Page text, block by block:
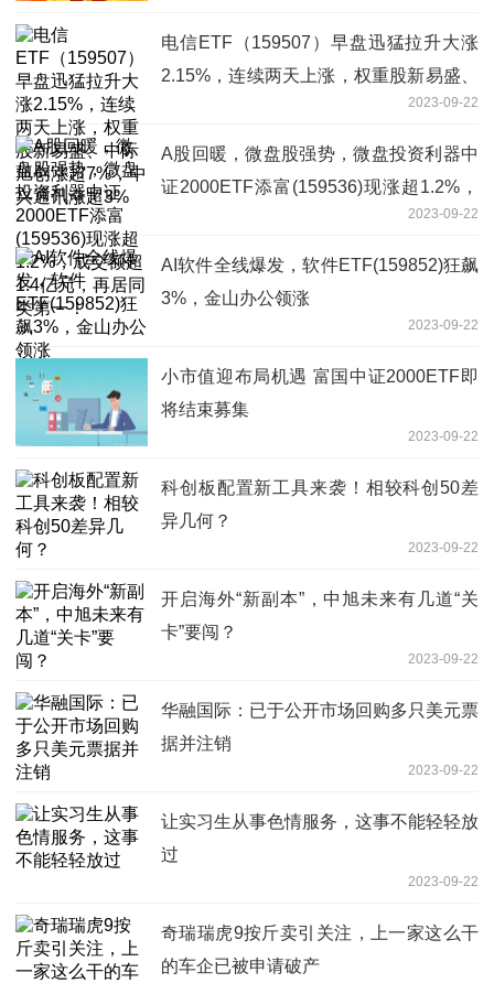
电信ETF（159507）早盘迅猛拉升大涨
2.15%，连续两天上涨，权重股新易盛、
中际旭创涨超7%，中兴通讯涨超3%2023-09-22
A股回暖，微盘股强势，微盘投资利器中
证2000ETF添富(159536)现涨超1.2%，
成交额超1.4亿元，再居同类第一！2023-09-22
AI软件全线爆发，软件ETF(159852)狂飙
3%，金山办公领涨
2023-09-22
小市值迎布局机遇 富国中证2000ETF即
将结束募集
2023-09-22
科创板配置新工具来袭！相较科创50差
异几何？
2023-09-22
开启海外“新副本”，中旭未来有几道“关
卡”要闯？
2023-09-22
华融国际：已于公开市场回购多只美元票
据并注销
2023-09-22
让实习生从事色情服务，这事不能轻轻放
过
2023-09-22
奇瑞瑞虎9按斤卖引关注，上一家这么干
的车企已被申请破产